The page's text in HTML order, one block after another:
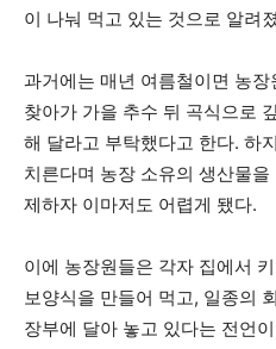
이 나눠 먹고 있는 것으로 알려
과거에는 매년 여름철이면 농
찾아가 가을 추수 뒤 곡식으로
해 달라고 부탁했다고 한다. 하
치른다며 농장 소유의 생산물
제하자 이마저도 어렵게 됐다.
이에 농장원들은 각자 집에서
보양식을 만들어 먹고, 일종의
장부에 달아 놓고 있다는 전언